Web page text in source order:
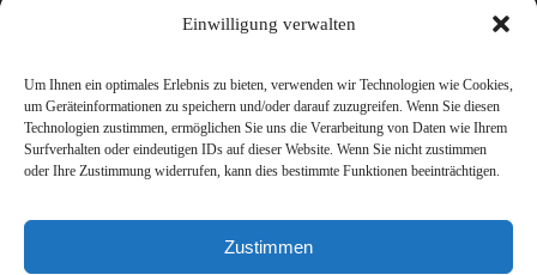
Einwilligung verwalten
Um Ihnen ein optimales Erlebnis zu bieten, verwenden wir Technologien wie Cookies,
um Geräteinformationen zu speichern und/oder darauf zuzugreifen. Wenn Sie diesen
Technologien zustimmen, ermöglichen Sie uns die Verarbeitung von Daten wie Ihrem
Surfverhalten oder eindeutigen IDs auf dieser Website. Wenn Sie nicht zustimmen
oder Ihre Zustimmung widerrufen, kann dies bestimmte Funktionen beeinträchtigen.
Zustimmen
Newsletter
receive special offers!